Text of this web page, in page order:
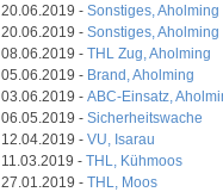
20.06.2019 - Sonstiges, Aholming
20.06.2019 - Sonstiges, Aholming
08.06.2019 - THL Zug, Aholming
05.06.2019 - Brand, Aholming
03.06.2019 - ABC-Einsatz,
06.05.2019 - Sicherheitswache
12.04.2019 - VU, Isarau
11.03.2019 - THL, Kühmoos
27.01.2019 - THL, Moos